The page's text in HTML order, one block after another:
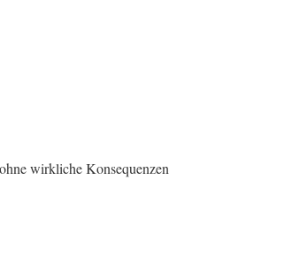
wirkliche Konsequenzen